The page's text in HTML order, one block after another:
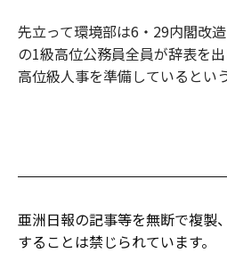
先立って環境部は6・29内閣改
の1級高位公務員全員が辞表を
高位級人事を準備しているという
亜洲日報の記事等を無断で複製
することは禁じられています。